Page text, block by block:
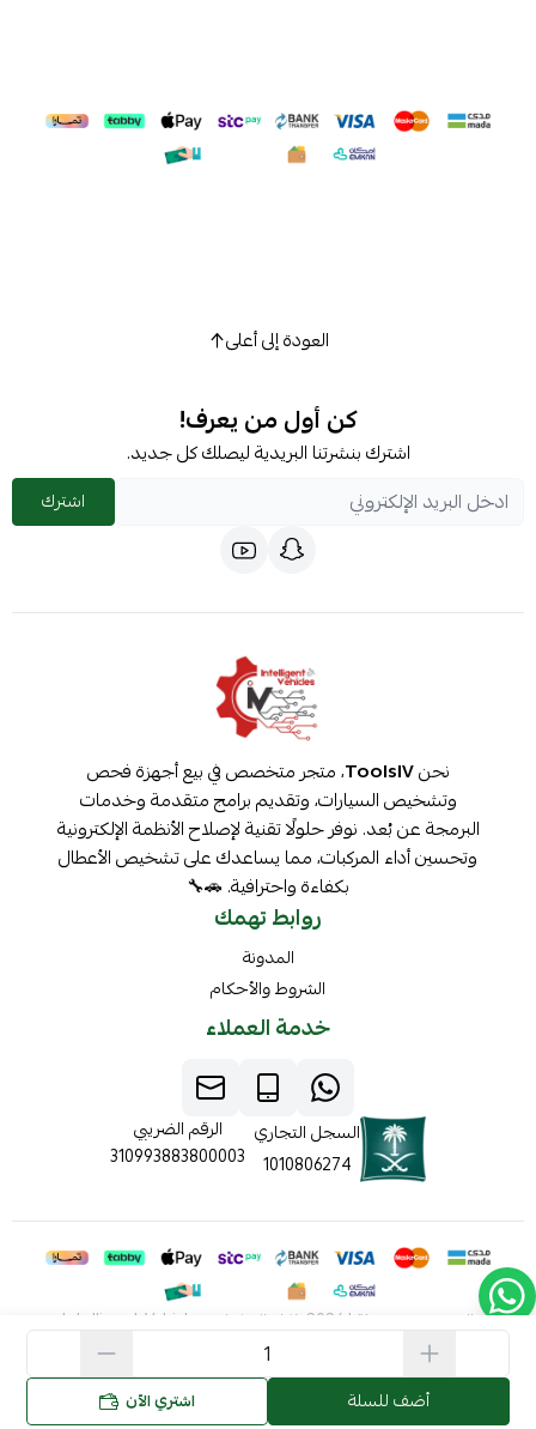
أضف للسلة اشتري الآن
العودة إلى أعلى
كن أول من يعرف!
اشترك بنشرتنا البريدية ليصلك كل جديد.
اشترك
نحنToolsIV، متجر متخصص في بيع أجهزة فحص
وتشخيص السيارات، وتقديم برامج متقدمة وخدمات
البرمجة عن بُعد. نوفر حلولًا تقنية لإصلاح الأنظمة الإلكترونية
وتحسين أداء المركبات، مما يساعدك على تشخيص الأعطال
بكفاءة واحترافية. 🚗🔧
روابط تهمك
المدونة
الشروط والأحكام
خدمة العملاء
السجل التجاري
1010806274
الرقم الضريبي
310993883800003
الحقوق محفوظة | 2026 ذكاء المركبات Intelligent Vehicles